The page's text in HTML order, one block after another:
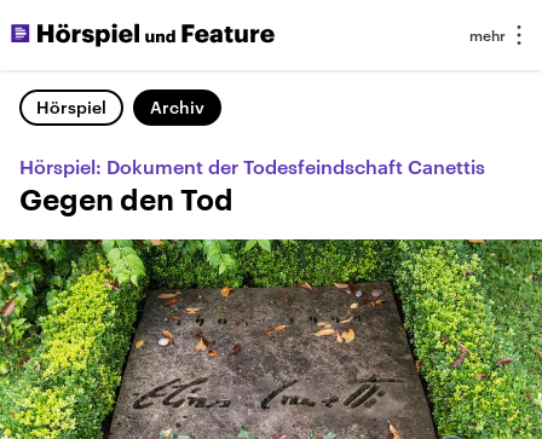
Hörspiel Archiv
Hörspiel: Dokument der Todesfeindschaft Canettis
Gegen den Tod